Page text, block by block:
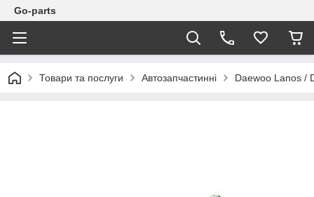
Go-parts
Товари та послуги Автозапчастинні Daewoo Lanos /